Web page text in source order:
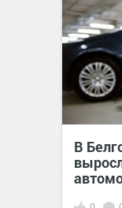
В